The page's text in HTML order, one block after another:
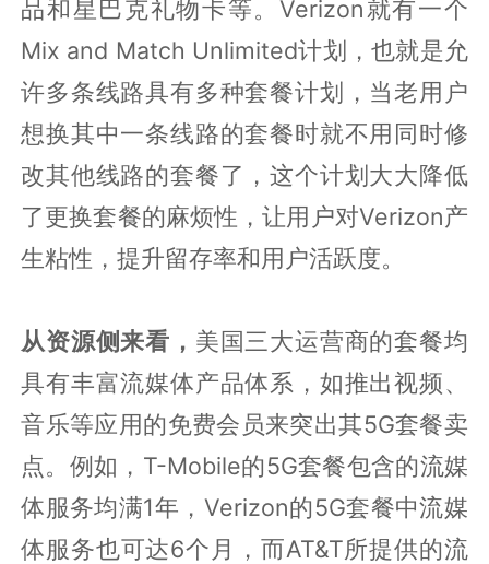
品和星巴克礼物卡等。Verizon就有一个
Mix and Match Unlimited计划，也就是允
许多条线路具有多种套餐计划，当老用户
想换其中一条线路的套餐时就不用同时修
改其他线路的套餐了，这个计划大大降低
了更换套餐的麻烦性，让用户对Verizon产
生粘性，提升留存率和用户活跃度。
从资源侧来看， 美国三大运营商的套餐均
具有丰富流媒体产品体系，如推出视频、
音乐等应用的免费会员来突出其5G套餐卖
点。例如，T-Mobile的5G套餐包含的流媒
体服务均满1年，Verizon的5G套餐中流媒
体服务也可达6个月，而AT&T所提供的流